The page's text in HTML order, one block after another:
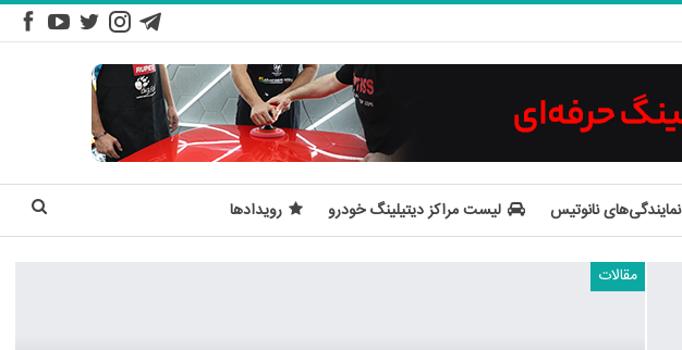
نمایندگی‌های نانوتیس لیست مراکز دیتیلینگ خودرو رویدادها
مقالات